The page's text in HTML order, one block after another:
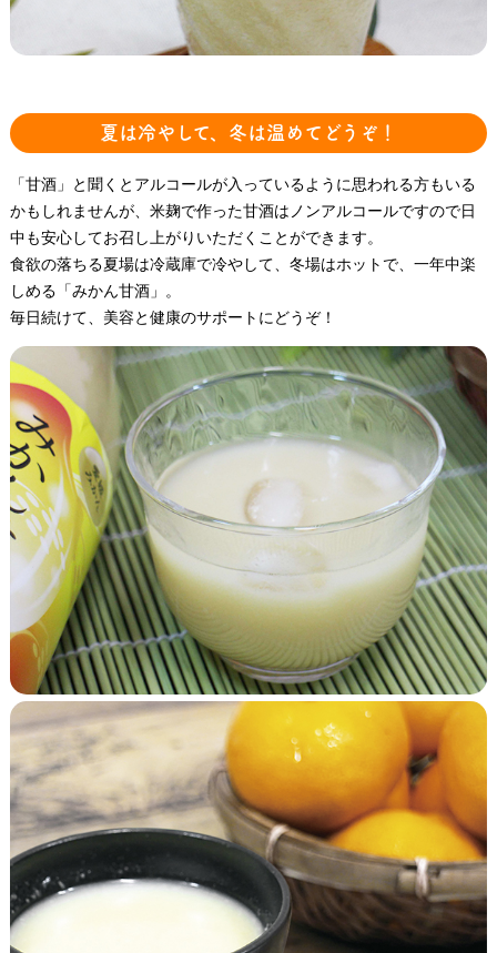
夏は冷やして、冬は温めてどうぞ！
「甘酒」と聞くとアルコールが入っているように思われる方もいる
かもしれませんが、米麹で作った甘酒はノンアルコールですので日
中も安心してお召し上がりいただくことができます。
食欲の落ちる夏場は冷蔵庫で冷やして、冬場はホットで、一年中楽
しめる「みかん甘酒」。
毎日続けて、美容と健康のサポートにどうぞ！